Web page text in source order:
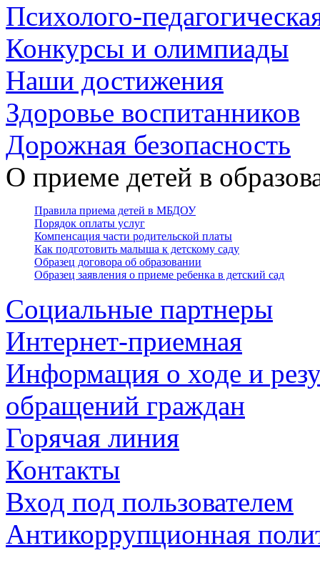
Психолого-
Конкурсы и олимпиады
Наши достижения
Здоровье воспитанников
Дорожная безопасность
О приеме детей в
Правила приема детей в МБДОУ
Порядок оплаты услуг
Компенсация части родительской платы
Как подготовить малыша к детскому саду
Образец договора об образовании
Образец заявления о приеме ребенка в детский сад
Социальные партнеры
Интернет-приемная
Информация о ходе и
обращений граждан
Горячая линия
Контакты
Вход под пользователем
Антикоррупционная